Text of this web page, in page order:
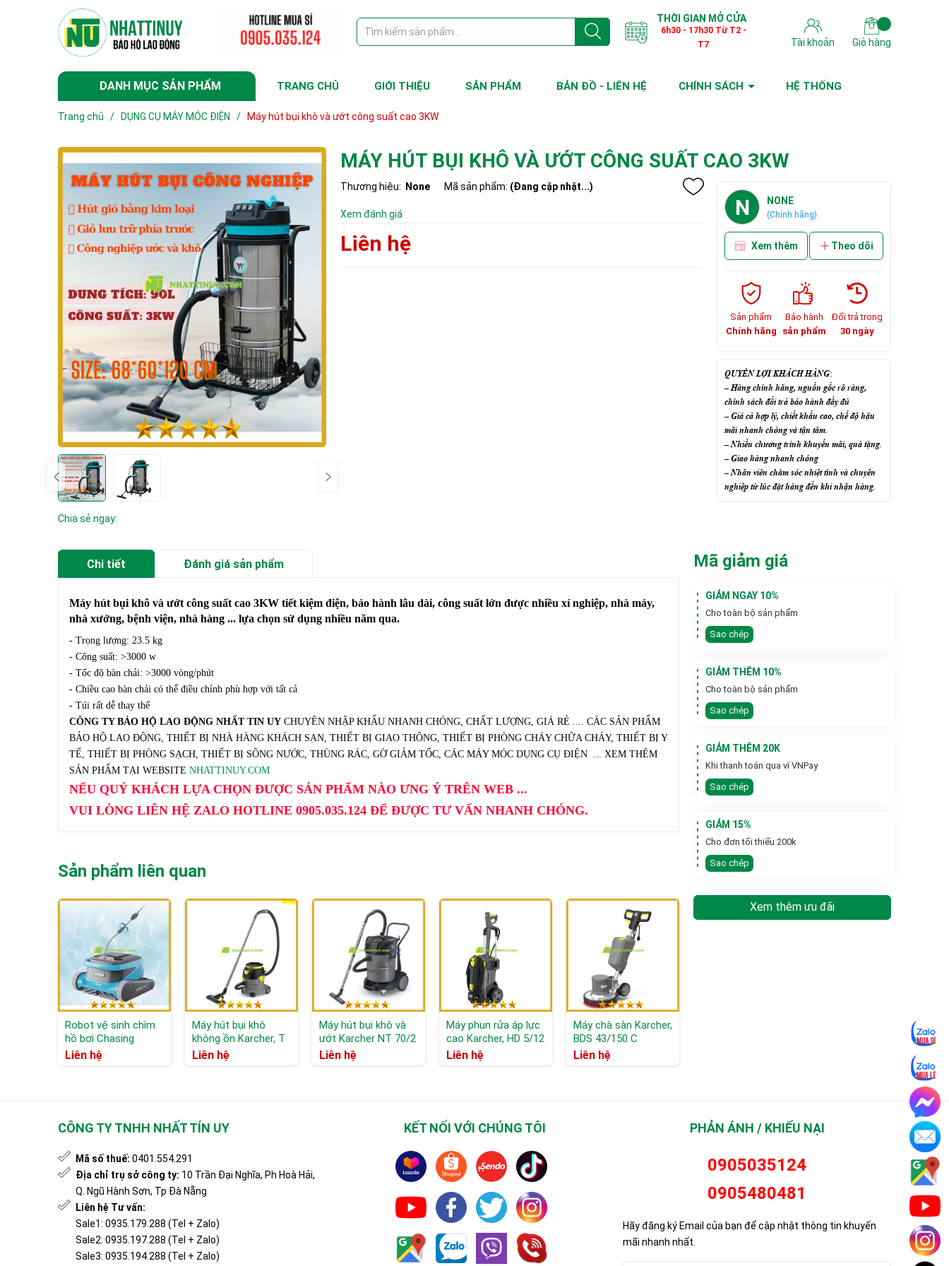
THỜI GIAN MỞ CỬA
6h30 - 17h30 Từ T2 -
T7
Tài khoản Giỏ hàng
DANH MỤC SẢN PHẨM TRANG CHỦ GIỚI THIỆU SẢN PHẨM BẢN ĐỒ - LIÊN HỆ CHÍNH SÁCH HỆ THỐNG
Trang chủ / DỤNG CỤ MÁY MÓC ĐIỆN / Máy hút bụi khô và ướt công suất cao 3KW
Chia sẻ ngay:
MÁY HÚT BỤI KHÔ VÀ ƯỚT CÔNG SUẤT CAO 3KW
Thương hiệu: None Mã sản phẩm: (Đang cập nhật...)
Xem đánh giá
Liên hệ
N NONE
(Chính hãng)
Xem thêm Theo dõi
Sản phẩm
Chính hãng
Bảo hành
sản phẩm
Đổi trả trong
30 ngày
QUYỀN LỢI KHÁCH HÀNG:
– Hàng chính hãng, nguồn gốc rõ ràng,
chính sách đổi trả bảo hành đầy đủ
– Giá cả hợp lý, chiết khấu cao, chế độ hậu
mãi nhanh chóng và tận tâm.
– Nhiều chương trình khuyến mãi, quà tặng.
– Giao hàng nhanh chóng
– Nhân viên chăm sóc nhiệt tình và chuyên
nghiệp từ lúc đặt hàng đến khi nhận hàng.
Chi tiết Đánh giá sản phẩm
Máy hút bụi khô và ướt công suất cao 3KW tiết kiệm điện, bảo hành lâu dài, công suất lớn được nhiều xí nghiệp, nhà máy,
nhà xưởng, bệnh viện, nhà hàng ... lựa chọn sử dụng nhiều năm qua.
- Trọng lượng: 23.5 kg
- Công suất: >3000 w
- Tốc độ bàn chải: >3000 vòng/phút
- Chiều cao bàn chải có thể điều chỉnh phù hợp với tất cả
- Túi rất dễ thay thế
CÔNG TY BẢO HỘ LAO ĐỘNG NHẤT TIN UY CHUYÊN NHẬP KHẨU NHANH CHÓNG, CHẤT LƯỢNG, GIÁ RẺ .... CÁC SẢN PHẨM
BẢO HỘ LAO ĐỘNG, THIẾT BỊ NHÀ HÀNG KHÁCH SẠN, THIẾT BỊ GIAO THÔNG, THIẾT BỊ PHÒNG CHÁY CHỮA CHÁY, THIẾT BỊ Y
TẾ, THIẾT BỊ PHÒNG SẠCH, THIẾT BỊ SÔNG NƯỚC, THÙNG RÁC, GỜ GIẢM TỐC, CÁC MÁY MÓC DỤNG CỤ ĐIỆN ... XEM THÊM
SẢN PHẨM TẠI WEBSITE NHATTINUY.COM
NẾU QUÝ KHÁCH LỰA CHỌN ĐƯỢC SẢN PHẨM NÀO ƯNG Ý TRÊN WEB ...
VUI LÒNG LIÊN HỆ ZALO HOTLINE 0905.035.124 ĐỂ ĐƯỢC TƯ VẤN NHANH CHÓNG.
Sản phẩm liên quan
Robot vệ sinh chìm
hồ bơi Chasing
CM600
Liên hệ
Máy hút bụi khô
không ồn Karcher, T
10/1
Liên hệ
Máy hút bụi khô và
ướt Karcher NT 70/2
Liên hệ
Máy phun rửa áp lực
cao Karcher, HD 5/12
CLiên hệ
Máy chà sàn Karcher,
BDS 43/150 C
Classic
Liên hệ
Máy dò kim loại Gold
Mã giảm giá
GIẢM NGAY 10%
Cho toàn bộ sản phẩm
Sao chép
GIẢM THÊM 10%
Cho toàn bộ sản phẩm
Sao chép
GIẢM THÊM 20K
Khi thanh toán qua ví VNPay
Sao chép
GIẢM 15%
Cho đơn tối thiểu 200k
Sao chép
Xem thêm ưu đãi
CÔNG TY TNHH NHẤT TÍN UY
Mã số thuế: 0401.554.291
Địa chỉ trụ sở công ty: 10 Trần Đại Nghĩa, Ph Hoà Hải,
Q. Ngũ Hành Sơn, Tp Đà Nẵng
Liên hệ Tư vấn:
Sale1: 0935.179.288 (Tel + Zalo)
Sale2: 0935.197.288 (Tel + Zalo)
Sale3: 0935.194.288 (Tel + Zalo)
KẾT NỐI VỚI CHÚNG TÔI PHẢN ÁNH / KHIẾU NẠI
0905035124
0905480481
Hãy đăng ký Email của bạn để cập nhật thông tin khuyến
mãi nhanh nhất.